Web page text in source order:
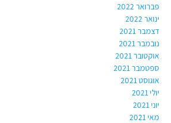
פברואר 2022
ינואר 2022
דצמבר 2021
נובמבר 2021
אוקטובר 2021
ספטמבר 2021
אוגוסט 2021
יולי 2021
יוני 2021
מאי 2021